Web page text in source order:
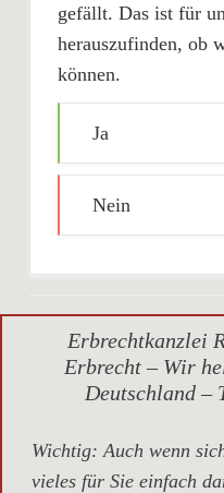
gefällt. Das ist für
herauszufinden, ob
können.
Ja
Nein
Erbrechtkanzlei
Erbrecht – Wir
Deutschland –
Wichtig: Auch wenn
vieles für Sie einfach